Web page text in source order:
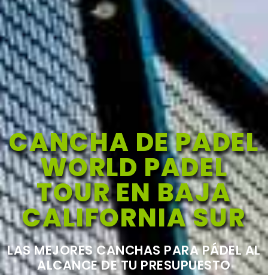
CANCHA DE PADEL
WORLD PADEL
TOUR EN BAJA
CALIFORNIA SUR
LAS MEJORES CANCHAS PARA PÁDEL AL
ALCANCE DE TU PRESUPUESTO